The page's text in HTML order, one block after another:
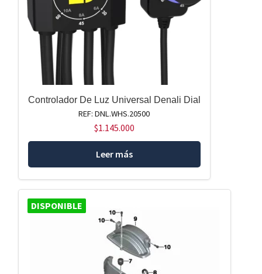
Controlador De Luz Universal Denali Dial
REF: DNL.WHS.20500
$1.145.000
Leer más
DISPONIBLE